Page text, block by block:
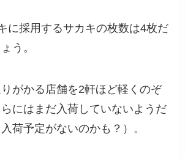
に採用するサカキの枚数は4枚だ
う。
がかる店舗を2軒ほど軽くのぞ
にはまだ入荷していないようだ
荷予定がないのかも？）。